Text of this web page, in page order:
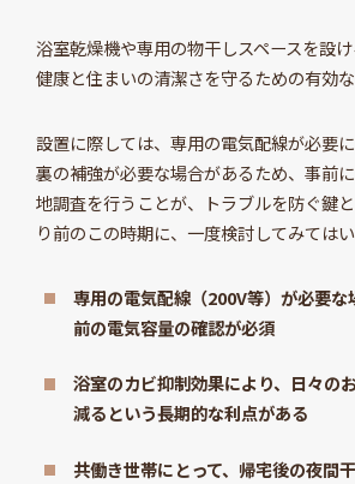
浴室乾燥機や専用の物干しスペースを設
健康と住まいの清潔さを守るための有効な
設置に際しては、専用の電気配線が必要
裏の補強が必要な場合があるため、事前
地調査を行うことが、トラブルを防ぐ鍵
り前のこの時期に、一度検討してみては
専用の電気配線（200V等）が必要
前の電気容量の確認が必須
浴室のカビ抑制効果により、日々の
減るという長期的な利点がある
共働き世帯にとって、帰宅後の夜間